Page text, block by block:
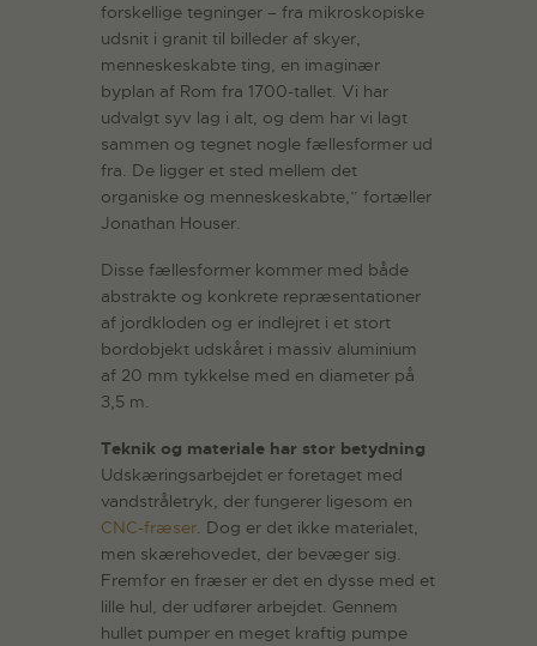
forskellige tegninger – fra mikroskopiske
udsnit i granit til billeder af skyer,
menneskeskabte ting, en imaginær
byplan af Rom fra 1700-tallet. Vi har
udvalgt syv lag i alt, og dem har vi lagt
sammen og tegnet nogle fællesformer ud
fra. De ligger et sted mellem det
organiske og menneskeskabte,” fortæller
Jonathan Houser.
Disse fællesformer kommer med både
abstrakte og konkrete repræsentationer
af jordkloden og er indlejret i et stort
bordobjekt udskåret i massiv aluminium
af 20 mm tykkelse med en diameter på
3,5 m.
Teknik og materiale har stor betydning
Udskæringsarbejdet er foretaget med
vandstråletryk, der fungerer ligesom en
CNC-fræser. Dog er det ikke materialet,
men skærehovedet, der bevæger sig.
Fremfor en fræser er det en dysse med et
lille hul, der udfører arbejdet. Gennem
hullet pumper en meget kraftig pumpe